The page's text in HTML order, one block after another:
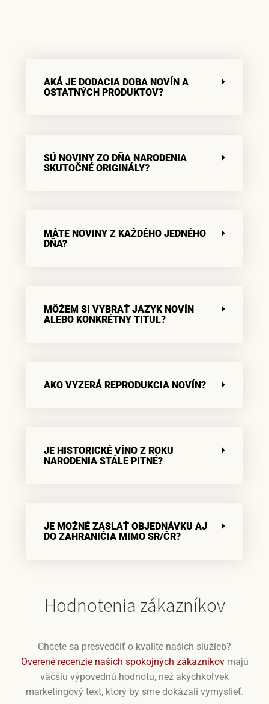
AKÁ JE DODACIA DOBA NOVÍN A
OSTATNÝCH PRODUKTOV?
SÚ NOVINY ZO DŇA NARODENIA
SKUTOČNÉ ORIGINÁLY?
MÁTE NOVINY Z KAŽDÉHO JEDNÉHO
DŇA?
MÔŽEM SI VYBRAŤ JAZYK NOVÍN
ALEBO KONKRÉTNY TITUL?
AKO VYZERÁ REPRODUKCIA NOVÍN?
JE HISTORICKÉ VÍNO Z ROKU
NARODENIA STÁLE PITNÉ?
JE MOŽNÉ ZASLAŤ OBJEDNÁVKU AJ
DO ZAHRANIČIA MIMO SR/ČR?
Hodnotenia zákazníkov
Chcete sa presvedčiť o kvalite našich služieb?
Overené recenzie našich spokojných zákazníkovmajú
väčšiu výpovednú hodnotu, než akýchkoľvek
marketingový text, ktorý by sme dokázali vymyslieť.